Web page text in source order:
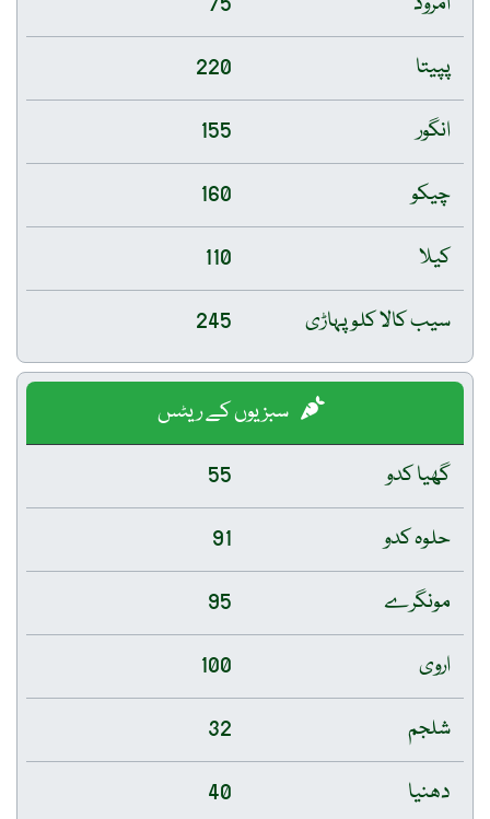
پپیتا
220
انگور
155
چیکو
160
کیلا
110
سیب کالا کلو پہاڑی
245
سبزیوں کے ریٹس
گھیا کدو
55
حلوہ کدو
91
مونگرے
95
اروی
100
شلجم
32
دھنیا
40